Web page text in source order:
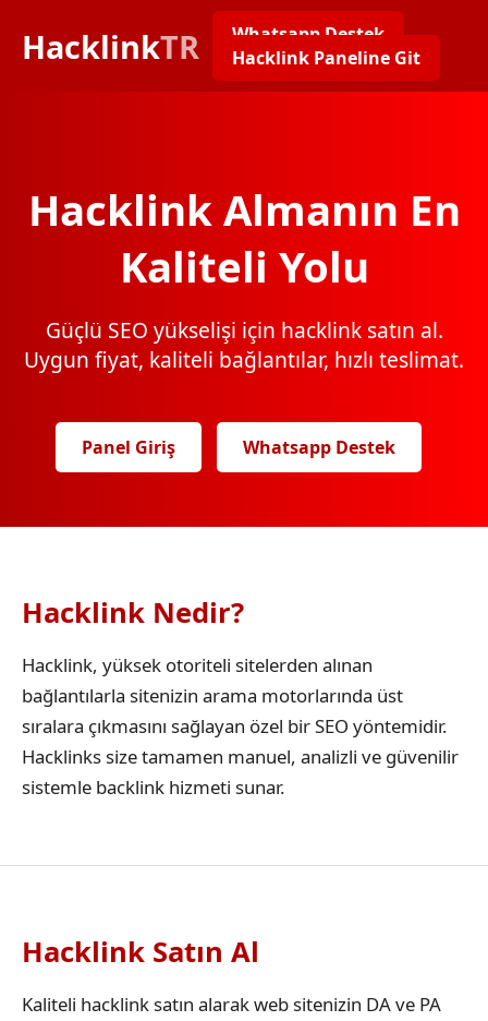
HacklinkTR
Whatsapp Destek
Hacklink Paneline Git
Hacklink Almanın En
Kaliteli Yolu
Güçlü SEO yükselişi için hacklink satın al.
Uygun fiyat, kaliteli bağlantılar, hızlı teslimat.
Panel Giriş Whatsapp Destek
Hacklink Nedir?
Hacklink, yüksek otoriteli sitelerden alınan
bağlantılarla sitenizin arama motorlarında üst
sıralara çıkmasını sağlayan özel bir SEO yöntemidir.
Hacklinks size tamamen manuel, analizli ve güvenilir
sistemle backlink hizmeti sunar.
Hacklink Satın Al
Kaliteli hacklink satın alarak web sitenizin DA ve PA